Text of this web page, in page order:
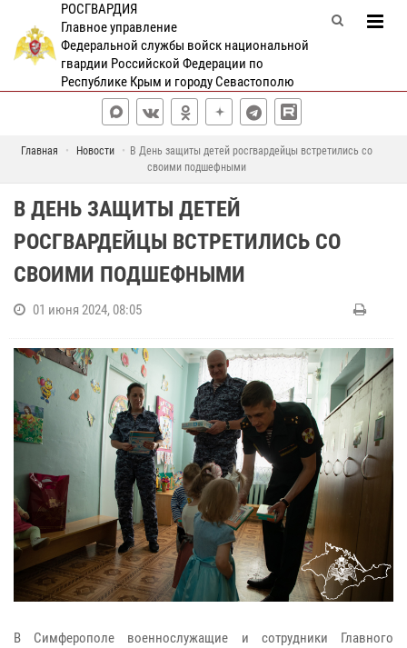
РОСГВАРДИЯ
Главное управление
Федеральной службы войск национальной
гвардии Российской Федерации по
Республике Крым и городу Севастополю
Главная Новости
В День защиты детей росгвардейцы встретились со
своими подшефными
В ДЕНЬ ЗАЩИТЫ ДЕТЕЙ
РОСГВАРДЕЙЦЫ ВСТРЕТИЛИСЬ СО
СВОИМИ ПОДШЕФНЫМИ
01 июня 2024, 08:05
В Симферополе военнослужащие и сотрудники Главного